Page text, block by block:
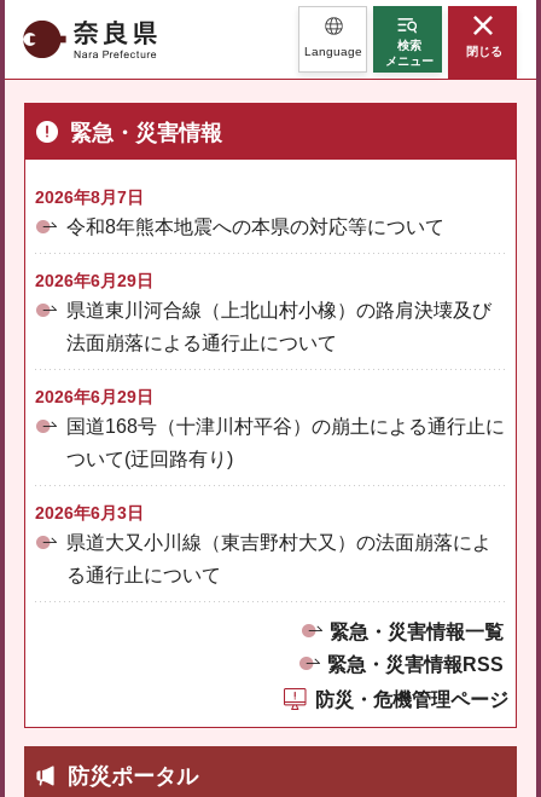
奈良県 Language
検索
メニュー
閉じる
緊急・災害情報
2026年8月7日
令和8年熊本地震への本県の対応等について
2026年6月29日
県道東川河合線（上北山村小橡）の路肩決壊及び
法面崩落による通行止について
2026年6月29日
国道168号（十津川村平谷）の崩土による通行止に
ついて(迂回路有り)
2026年6月3日
県道大又小川線（東吉野村大又）の法面崩落によ
る通行止について
緊急・災害情報一覧
緊急・災害情報RSS
防災・危機管理ページ
防災ポータル